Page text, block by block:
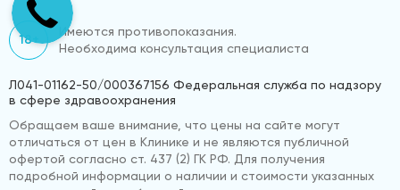
18+
Имеются противопоказания.
Необходима консультация специалиста
Л041-01162-50/000367156 Федеральная служба по надзору
в сфере здравоохранения
Обращаем ваше внимание, что цены на сайте могут
отличаться от цен в Клинике и не являются публичной
офертой согласно ст. 437 (2) ГК РФ. Для получения
подробной информации о наличии и стоимости указанных